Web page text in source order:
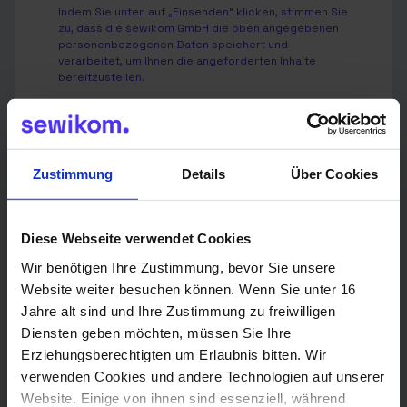
Zustimmung Details Über Cookies
Diese Webseite verwendet Cookies
Wir benötigen Ihre Zustimmung, bevor Sie unsere
Website weiter besuchen können. Wenn Sie unter 16
Jahre alt sind und Ihre Zustimmung zu freiwilligen
Diensten geben möchten, müssen Sie Ihre
Erziehungsberechtigten um Erlaubnis bitten. Wir
verwenden Cookies und andere Technologien auf unserer
Website. Einige von ihnen sind essenziell, während
Indem Sie unten auf „Einsenden“ klicken, stimmen Sie
zu, dass die sewikom GmbH die oben angegebenen
personenbezogenen Daten speichert und
verarbeitet, um Ihnen die angeforderten Inhalte
bereitzustellen.
Wir verwenden Deine Angaben zweckgebunden zur
Bearbeitung Deiner Anfrage.
Datenschutzerklärung
Senden